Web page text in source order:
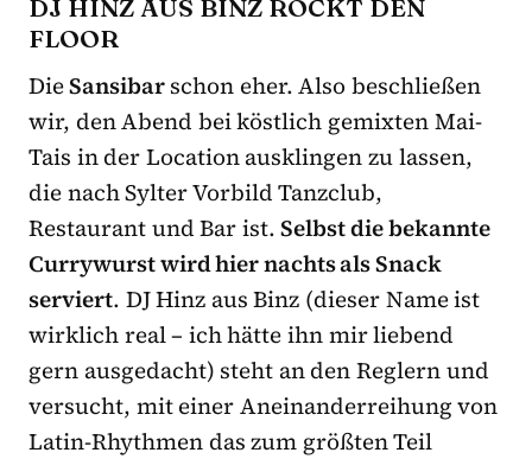
DJ HINZ AUS BINZ ROCKT DEN
FLOOR
DieSansibarschon eher. Also beschließen
wir, den Abend bei köstlich gemixten Mai-
Tais in der Location ausklingen zu lassen,
die nach Sylter Vorbild Tanzclub,
Restaurant und Bar ist.Selbst die bekannte
Currywurst wird hier nachts als Snack
serviert. DJ Hinz aus Binz (dieser Name ist
wirklich real – ich hätte ihn mir liebend
gern ausgedacht) steht an den Reglern und
versucht, mit einer Aneinanderreihung von
Latin-Rhythmen das zum größten Teil